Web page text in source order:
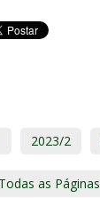
2023/2
Todas as Páginas